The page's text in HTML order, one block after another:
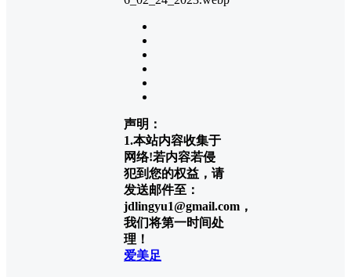
声明：
1.本站内容收集于
网络!若内容若侵
犯到您的权益，请
发送邮件至：
jdlingyu1@gmail.com，
我们将第一时间处
理！
爱美足